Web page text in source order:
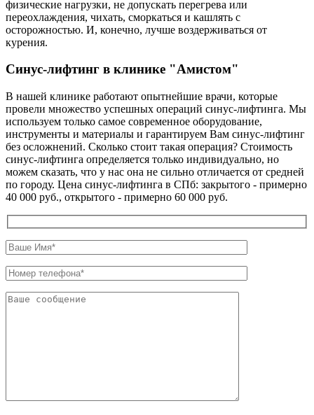
физические нагрузки, не допускать перегрева или
переохлаждения, чихать, сморкаться и кашлять с
осторожностью. И, конечно, лучше воздерживаться от
курения.
Синус-лифтинг в клинике "Амистом"
В нашей клинике работают опытнейшие врачи, которые
провели множество успешных операций синус-лифтинга. Мы
используем только самое современное оборудование,
инструменты и материалы и гарантируем Вам синус-лифтинг
без осложнений. Сколько стоит такая операция? Стоимость
синус-лифтинга определяется только индивидуально, но
можем сказать, что у нас она не сильно отличается от средней
по городу. Цена синус-лифтинга в СПб: закрытого - примерно
40 000 руб., открытого - примерно 60 000 руб.